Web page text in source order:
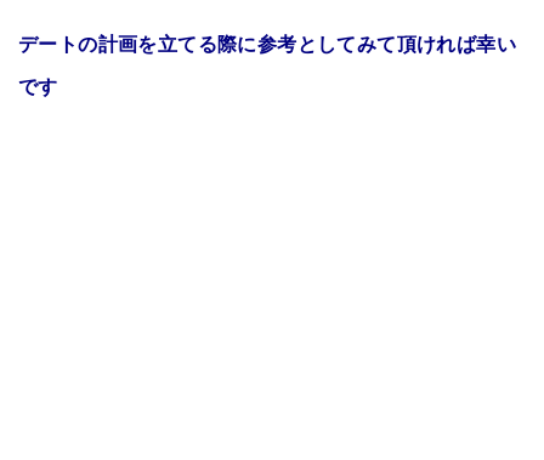
デートの計画を立てる際に参考としてみて頂ければ幸い
です